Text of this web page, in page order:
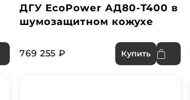
ДГУ EcoPower АД80-T400 в
шумозащитном кожухе
769 255 ₽ Купить